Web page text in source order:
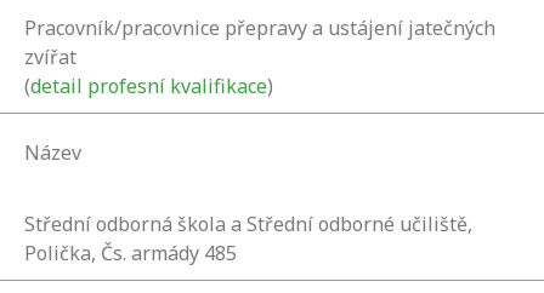
Pracovník/pracovnice přepravy a ustájení jatečných
zvířat
(detail profesní kvalifikace)
Název
Střední odborná škola a Střední odborné učiliště,
Polička, Čs. armády 485